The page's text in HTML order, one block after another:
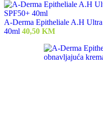
A-Derma Epitheliale A.H
40ml 40,50 KM